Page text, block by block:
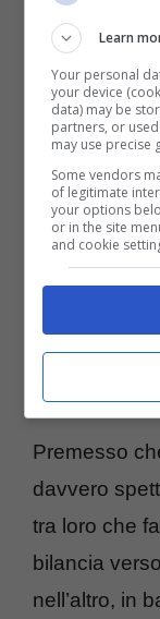
Azzorre –
Premesso
davvero
tra loro che
bilancia
nell’altro, in
Learn
Your personal
your device
data) may be
partners, or
may use precise
Some vendors
of legitimate
your options
or in the site
and cookie